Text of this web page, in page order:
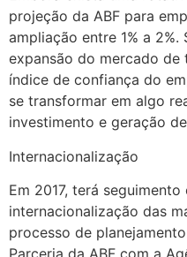
projeção da ABF para
ampliação entre 1% a
expansão do mercado
índice de confiança do
se transformar em algo
investimento e geração
Internacionalização
Em 2017, terá
internacionalização das
processo de